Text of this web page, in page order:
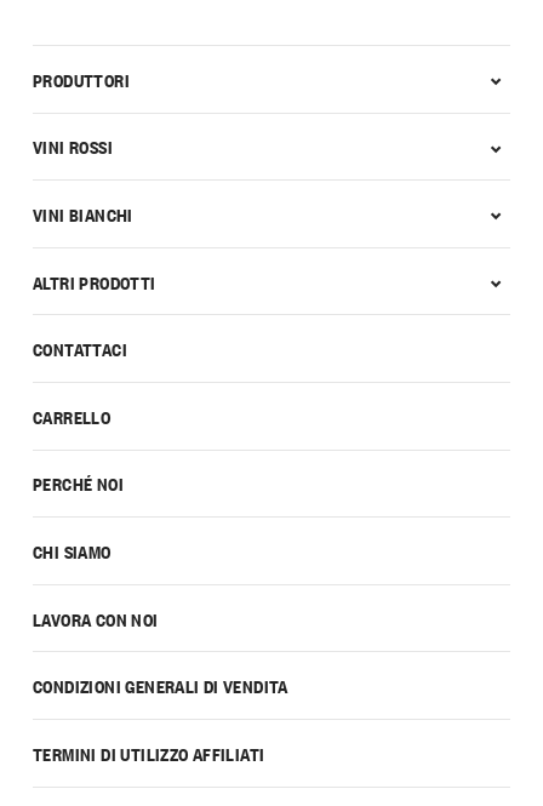
CONTATTACI
CARRELLO
PERCHÉ NOI
CHI SIAMO
LAVORA CON NOI
CONDIZIONI GENERALI DI VENDITA
TERMINI DI UTILIZZO AFFILIATI
PRODUTTORI
VINI ROSSI
VINI BIANCHI
ALTRI PRODOTTI